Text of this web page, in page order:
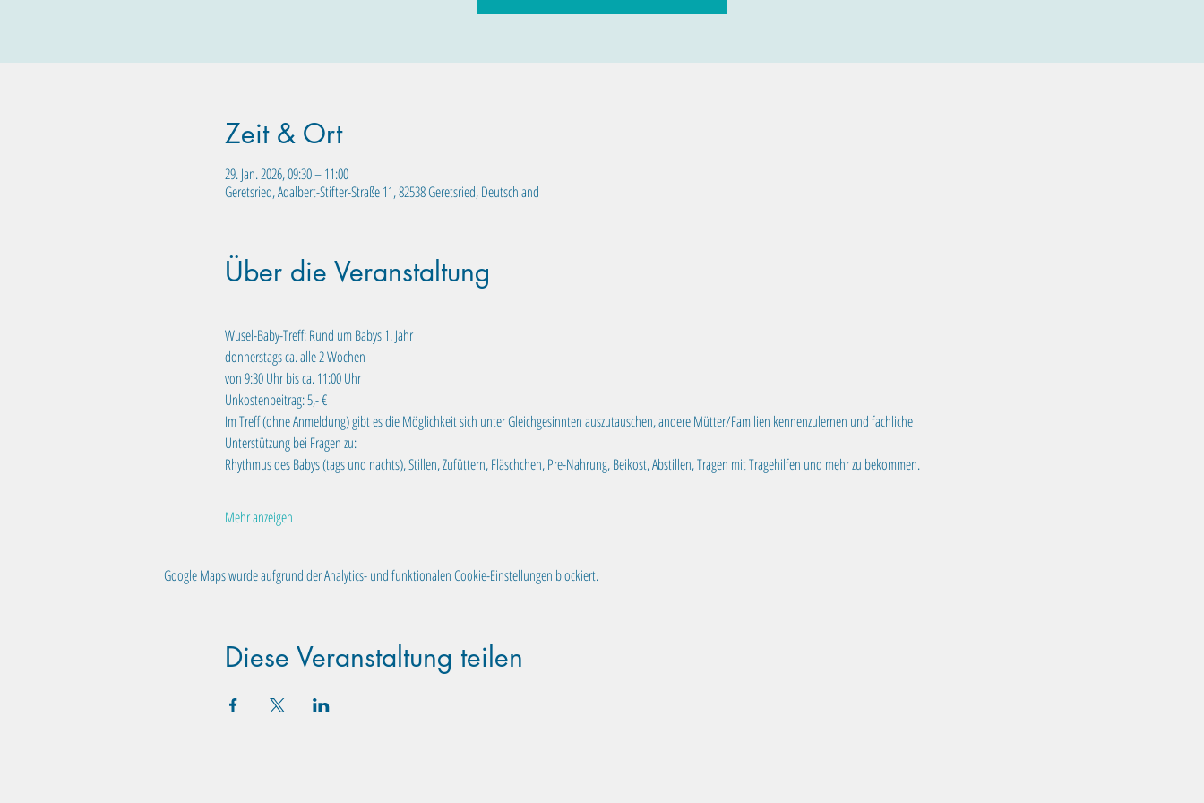
Zeit & Ort
29. Jan. 2026, 09:30 – 11:00
Geretsried, Adalbert-Stifter-Straße 11, 82538 Geretsried, Deutschland
Über die Veranstaltung
Wusel-Baby-Treff: Rund um Babys 1. Jahr
donnerstags ca. alle 2 Wochen
von 9:30 Uhr bis ca. 11:00 Uhr
Unkostenbeitrag: 5,- €
Im Treff (ohne Anmeldung) gibt es die Möglichkeit sich unter Gleichgesinnten auszutauschen, andere Mütter/Familien kennenzulernen und fachliche
Unterstützung bei Fragen zu:
Rhythmus des Babys (tags und nachts), Stillen, Zufüttern, Fläschchen, Pre-Nahrung, Beikost, Abstillen, Tragen mit Tragehilfen und mehr zu bekommen.
Mehr anzeigen
Google Maps wurde aufgrund der Analytics- und funktionalen Cookie-Einstellungen blockiert.
Diese Veranstaltung teilen